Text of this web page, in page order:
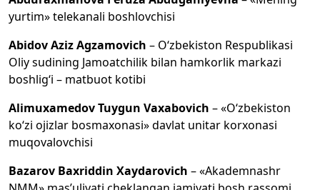
yurtim» telekanali boshlovchisi
Abidov Aziz Agzamovich – O‘zbekiston Respublikasi
Oliy sudining Jamoatchilik bilan hamkorlik markazi
boshlig‘i – matbuot kotibi
Alimuxamedov Tuygun Vaxabovich – «O‘zbekiston
ko‘zi ojizlar bosmaxonasi» davlat unitar korxonasi
muqovalovchisi
Bazarov Baxriddin Xaydarovich – «Akademnashr